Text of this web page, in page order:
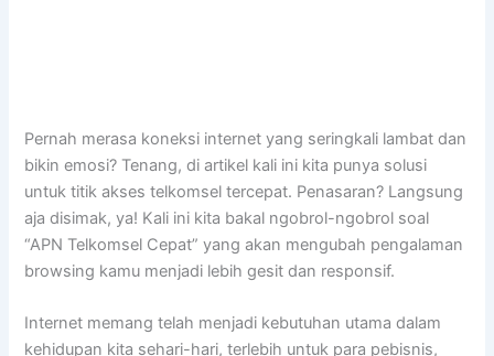
Pernah merasa koneksi internet yang seringkali lambat dan
bikin emosi? Tenang, di artikel kali ini kita punya solusi
untuk titik akses telkomsel tercepat. Penasaran? Langsung
aja disimak, ya! Kali ini kita bakal ngobrol-ngobrol soal
“APN Telkomsel Cepat” yang akan mengubah pengalaman
browsing kamu menjadi lebih gesit dan responsif.
Internet memang telah menjadi kebutuhan utama dalam
kehidupan kita sehari-hari, terlebih untuk para pebisnis,